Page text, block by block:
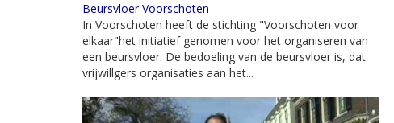
Beursvloer Voorschoten
In Voorschoten heeft de stichting "Voorschoten voor
elkaar"het initiatief genomen voor het organiseren van
een beursvloer. De bedoeling van de beursvloer is, dat
vrijwillgers organisaties aan het...